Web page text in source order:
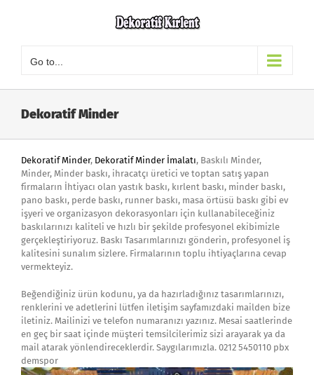
Go to...
Dekoratif Minder
Dekoratif Minder, Dekoratif Minder İmalatı, Baskılı Minder,
Minder, Minder baskı, ihracatçı üretici ve toptan satış yapan
firmaların İhtiyacı olan yastık baskı, kırlent baskı, minder baskı,
pano baskı, perde baskı, runner baskı, masa örtüsü baskı gibi ev
işyeri ve organizasyon dekorasyonları için kullanabileceğiniz
baskılarınızı kaliteli ve hızlı bir şekilde profesyonel ekibimizle
gerçekleştiriyoruz. Baskı Tasarımlarınızı gönderin, profesyonel iş
kalitesini sunalım sizlere. Firmalarının toplu ihtiyaçlarına cevap
vermekteyiz.
Beğendiğiniz ürün kodunu, ya da hazırladığınız tasarımlarınızı,
renklerini ve adetlerini lütfen iletişim sayfamızdaki mailden bize
iletiniz. Mailinizi ve telefon numaranızı yazınız. Mesai saatlerinde
en geç bir saat içinde müşteri temsilcilerimiz sizi arayarak ya da
mail atarak yönlendireceklerdir. Saygılarımızla. 0212 5450110 pbx
demspor